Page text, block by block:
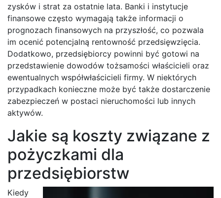
zysków i strat za ostatnie lata. Banki i instytucje
finansowe często wymagają także informacji o
prognozach finansowych na przyszłość, co pozwala
im ocenić potencjalną rentowność przedsięwzięcia.
Dodatkowo, przedsiębiorcy powinni być gotowi na
przedstawienie dowodów tożsamości właścicieli oraz
ewentualnych współwłaścicieli firmy. W niektórych
przypadkach konieczne może być także dostarczenie
zabezpieczeń w postaci nieruchomości lub innych
aktywów.
Jakie są koszty związane z
pożyczkami dla
przedsiębiorstw
Kiedy